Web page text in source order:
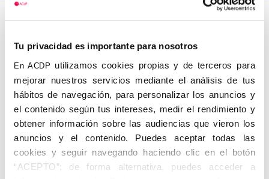
Tu privacidad es importante para nosotros
En ACDP utilizamos cookies propias y de terceros para
mejorar nuestros servicios mediante el análisis de tus
hábitos de navegación, para personalizar los anuncios y
el contenido según tus intereses, medir el rendimiento y
obtener información sobre las audiencias que vieron los
anuncios y el contenido. Puedes aceptar todas las
cookies y seguir navegando haciendo clic en el botón
“ACEPTO”; de forma alternativa, puedes acceder a